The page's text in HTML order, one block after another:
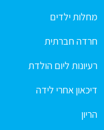
מחלות ילדים
חרדה חברתית
רעיונות ליום הולדת
דיכאון אחרי לידה
הריון